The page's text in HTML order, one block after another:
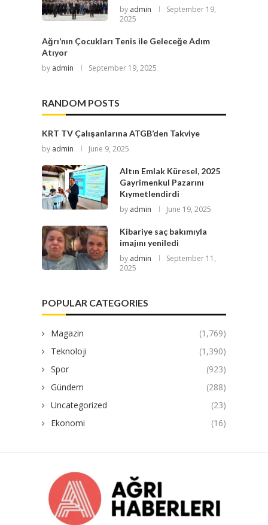
by admin
September 19,
2025
Ağrı’nın Çocukları Tenis ile Geleceğe Adım
Atıyor
by admin September 19, 2025
RANDOM POSTS
KRT TV Çalışanlarına ATGB’den Takviye
by admin June 9, 2025
Altın Emlak Küresel, 2025
Gayrimenkul Pazarını
Kıymetlendirdi
by admin June 19, 2025
Kibariye saç bakımıyla
imajını yeniledi
by admin
September 11,
2025
POPULAR CATEGORIES
Magazin
(1,769)
Teknoloji
(1,390)
Spor
(923)
Gündem
(288)
Uncategorized
(23)
Ekonomi
(16)